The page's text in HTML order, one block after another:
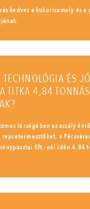
kedvez a kukoricamoly és a
TECHNOLÓGIA ÉS JÓ
TITKA 4,84 TONNÁS
térségében az aszály
a
Kft.-nél idén 4,84